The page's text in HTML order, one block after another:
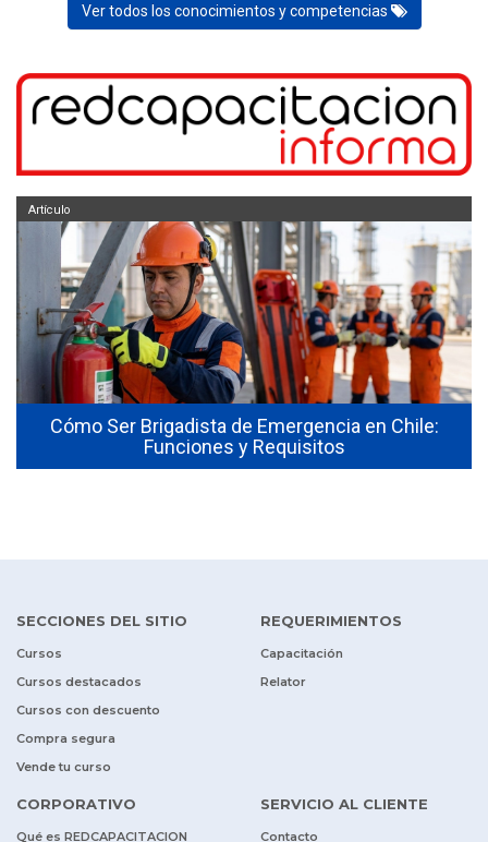
Ver todos los conocimientos y competencias
Cómo Ser Brigadista de Emergencia en Chile:
Funciones y Requisitos
Artículo
SECCIONES DEL SITIO
Cursos
Cursos destacados
Cursos con descuento
Compra segura
Vende tu curso
REQUERIMIENTOS
Capacitación
Relator
CORPORATIVO
Qué es REDCAPACITACION
SERVICIO AL CLIENTE
Contacto